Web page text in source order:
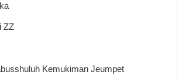
ZZ
Kemukiman Jeumpet